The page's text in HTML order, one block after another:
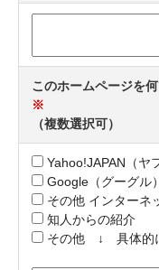
このホームページを
※
（複数選択可）
Yahoo!JAPAN（ヤ
Google（グーグル
その他 インターネ
知人からの紹介
その他 ↓ 具体的